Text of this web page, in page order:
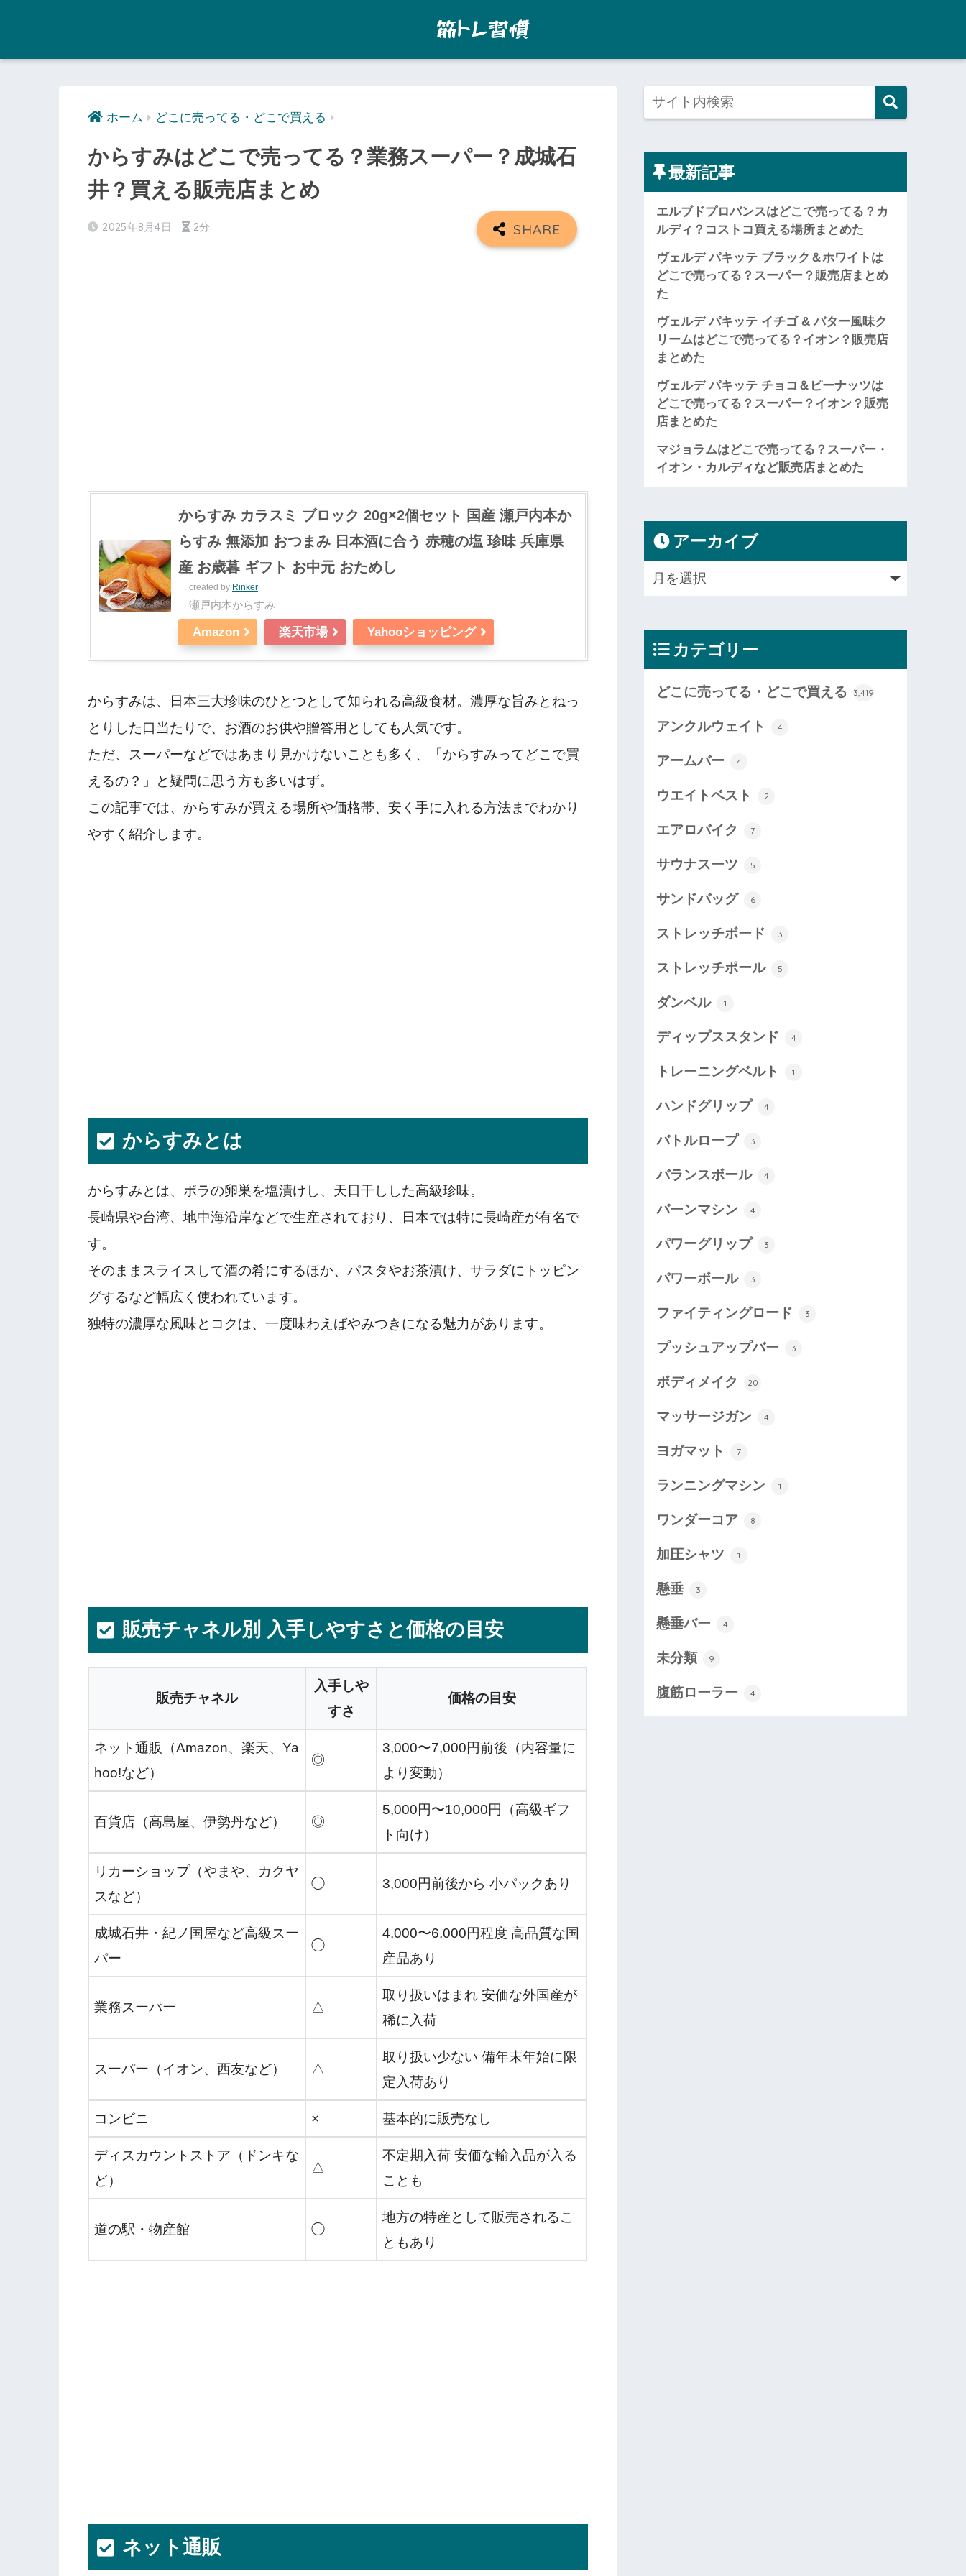
ホーム どこに売ってる・どこで買える
からすみはどこで売ってる？業務スーパー？成城石
井？買える販売店まとめ
2025年8月4日 2分
からすみ カラスミ ブロック 20g×2個セット 国産 瀬戸内本か
らすみ 無添加 おつまみ 日本酒に合う 赤穂の塩 珍味 兵庫県
産 お歳暮 ギフト お中元 おためし
created by Rinker
瀬戸内本からすみ
Amazon 楽天市場 Yahooショッピング
からすみは、日本三大珍味のひとつとして知られる高級食材。濃厚な旨みとねっ
とりした口当たりで、お酒のお供や贈答用としても人気です。
ただ、スーパーなどではあまり見かけないことも多く、「からすみってどこで買
えるの？」と疑問に思う方も多いはず。
この記事では、からすみが買える場所や価格帯、安く手に入れる方法までわかり
やすく紹介します。
からすみとは
からすみとは、ボラの卵巣を塩漬けし、天日干しした高級珍味。
長崎県や台湾、地中海沿岸などで生産されており、日本では特に長崎産が有名で
す。
そのままスライスして酒の肴にするほか、パスタやお茶漬け、サラダにトッピン
グするなど幅広く使われています。
独特の濃厚な風味とコクは、一度味わえばやみつきになる魅力があります。
販売チャネル別 入手しやすさと価格の目安
販売チャネル
入手しや
すさ
価格の目安
ネット通販（Amazon、楽天、Ya
hoo!など）
◎
3,000〜7,000円前後（内容量に
より変動）
百貨店（高島屋、伊勢丹など） ◎
5,000円〜10,000円（高級ギフ
ト向け）
リカーショップ（やまや、カクヤ
スなど）
◯ 3,000円前後から 小パックあり
成城石井・紀ノ国屋など高級スー
パー
◯
4,000〜6,000円程度 高品質な国
産品あり
業務スーパー △
取り扱いはまれ 安価な外国産が
稀に入荷
スーパー（イオン、西友など） △
取り扱い少ない 備年末年始に限
定入荷あり
コンビニ × 基本的に販売なし
ディスカウントストア（ドンキな
ど）
△
不定期入荷 安価な輸入品が入る
ことも
道の駅・物産館 ◯
地方の特産として販売されるこ
ともあり
ネット通販
最新記事
エルブドプロバンスはどこで売ってる？カ
ルディ？コストコ買える場所まとめた
ヴェルデ パキッテ ブラック＆ホワイトは
どこで売ってる？スーパー？販売店まとめ
た
ヴェルデ パキッテ イチゴ & バター風味ク
リームはどこで売ってる？イオン？販売店
まとめた
ヴェルデ パキッテ チョコ＆ピーナッツは
どこで売ってる？スーパー？イオン？販売
店まとめた
マジョラムはどこで売ってる？スーパー・
イオン・カルディなど販売店まとめた
アーカイブ
カテゴリー
どこに売ってる・どこで買える 3,419
アンクルウェイト 4
アームバー 4
ウエイトベスト 2
エアロバイク 7
サウナスーツ 5
サンドバッグ 6
ストレッチボード 3
ストレッチポール 5
ダンベル 1
ディップススタンド 4
トレーニングベルト 1
ハンドグリップ 4
バトルロープ 3
バランスボール 4
バーンマシン 4
パワーグリップ 3
パワーボール 3
ファイティングロード 3
プッシュアップバー 3
ボディメイク 20
マッサージガン 4
ヨガマット 7
ランニングマシン 1
ワンダーコア 8
加圧シャツ 1
懸垂 3
懸垂バー 4
未分類 9
腹筋ローラー 4